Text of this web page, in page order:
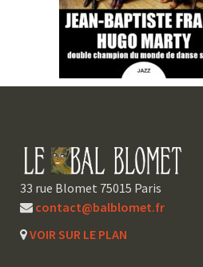
33 rue Blomet 75015 Paris
contact@balblomet.fr
VOIR SUR LE PLAN